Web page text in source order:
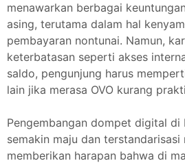
menawarkan berbagai
asing, terutama dalam hal
pembayaran nontunai. Namun,
keterbatasan seperti akses
saldo, pengunjung harus
lain jika merasa OVO kurang
Pengembangan dompet digital di
semakin maju dan terstandarisasi
memberikan harapan bahwa di